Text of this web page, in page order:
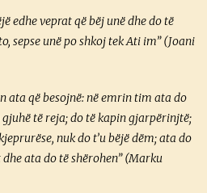
edhe veprat që bëj unë dhe do të
sepse unë po shkoj tek Ati im” (Joani
ata që besojnë: në emrin tim ata do
të reja; do të kapin gjarpërinjtë;
nuk do t’u bëjë dëm; ata do
ata do të shërohen” (Marku